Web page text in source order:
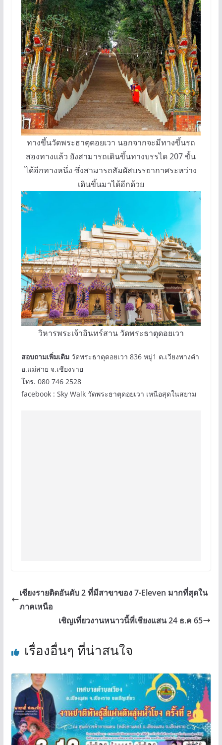
ทางขึ้นวัดพระธาตุดอยเวา นอกจากจะมีทางขึ้นรถ
สองทางแล้ว ยังสามารถเดินขึ้นทางบรรได 207 ขั้น
ได้อีกทางหนึ่ง ซึ่งสามารถสัมผัสบรรยากาศระหว่าง
เดินขึ้นมาได้อีกด้วย
วิหารพระเจ้าอินทร์สาน วัดพระธาตุดอยเวา
สอบถามเพิ่มเติม วัดพระธาตุดอยเวา 836 หมู่1 ต.เวียงพางคำ
อ.แม่สาย จ.เชียงราย
โทร. 080 746 2528
facebook : Sky Walk วัดพระธาตุดอยเวา เหนือสุดในสยาม
เชียงรายติดอันดับ 2 ที่มีสาขาของ 7-Eleven มากที่สุดใน
ภาคเหนือ
เชิญเที่ยวงานหนาวนี้ที่เชียงแสน 24 ธ.ค 65
เรื่องอื่นๆ ที่น่าสนใจ